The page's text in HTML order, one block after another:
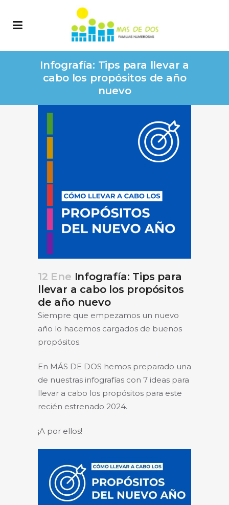
Infografía: Tips para llevar a
cabo los propósitos de año
nuevo
12 Ene Infografía: Tips para
llevar a cabo los propósitos
de año nuevo
Siempre que empezamos un nuevo
año lo hacemos cargados de buenos
propósitos.
En MÁS DE DOS hemos preparado una
de nuestras infografías con 7 ideas para
llevar a cabo los propósitos para este
recién estrenado 2024.
¡A por ellos!